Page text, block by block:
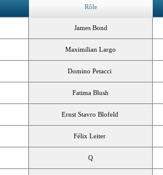
Rôle
James Bond
Maximilian Largo
Domino Petacci
Fatima Blush
Ernst Stavro Blofeld
Félix Leiter
Q